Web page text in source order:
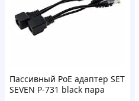
Пассивный PoE адаптер SET
SEVEN P-731 black пара